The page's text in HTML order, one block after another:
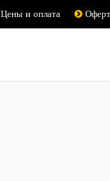
Цены и оплата